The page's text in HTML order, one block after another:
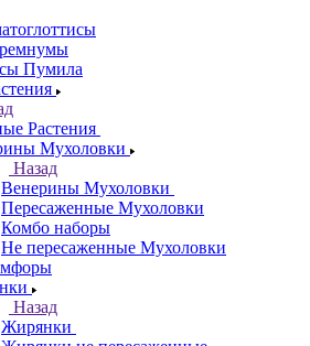
Пумила
Растения
Мухоловки
Назад
Венерины Мухоловки
Пересаженные Мухоловки
Комбо наборы
Не пересаженные Мухоловки
Назад
Жирянки